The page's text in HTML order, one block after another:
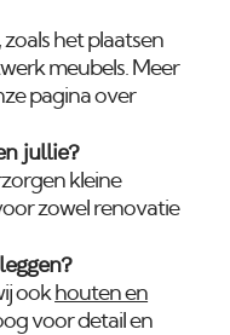
het plaatsen
meubels. Meer
pagina over
jullie?
kleine
zowel renovatie
ook houten en
voor detail en